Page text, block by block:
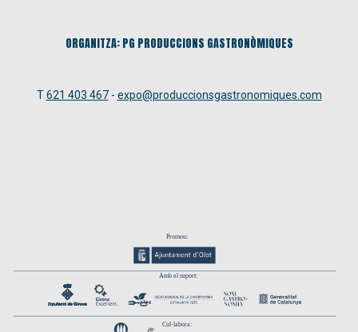
ORGANITZA: PG PRODUCCIONS GASTRONÒMIQUES
T621 403 467- expo@produccionsgastronomiques.com